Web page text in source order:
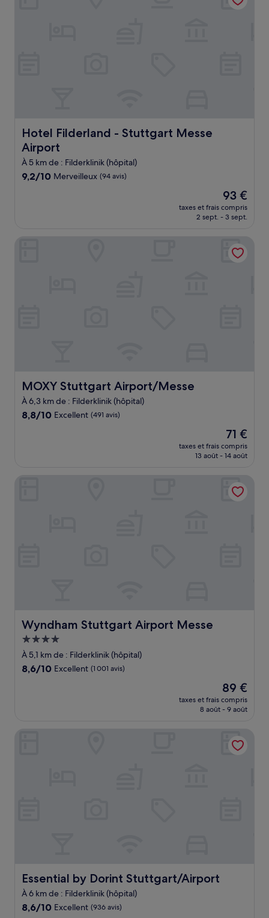
Hotel Filderland - Stuttgart Messe
Airport
Hotel Filderland - Stuttgart Messe Airport
À 5 km de : Filderklinik (hôpital)
9.2
9,2/10 Merveilleux (94 avis)
Le
nouveau
prix
de
93 €
93 €
taxes et frais compris
2 sept. - 3 sept.
MOXY Stuttgart Airport/Messe
MOXY Stuttgart Airport/Messe
À 6,3 km de : Filderklinik (hôpital)
8.8
8,8/10 Excellent (491 avis)
Le
nouveau
prix
de
71 €
71 €
taxes et frais compris
13 août - 14 août
Wyndham Stuttgart Airport Messe
Wyndham Stuttgart Airport Messe
Hébergement
4.0 étoiles
À 5,1 km de : Filderklinik (hôpital)
8.6
8,6/10 Excellent (1 001 avis)
Le
nouveau
prix
de
89 €
89 €
taxes et frais compris
8 août - 9 août
Essential by Dorint Stuttgart/Airport
Essential by Dorint Stuttgart/Airport
À 6 km de : Filderklinik (hôpital)
8.6
8,6/10 Excellent (936 avis)